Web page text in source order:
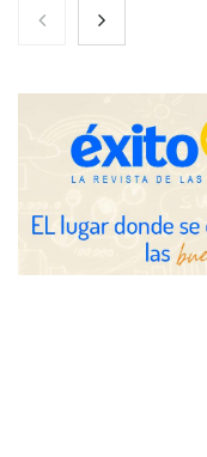
COMPALISS de
las posibilidades del
Fundación Mapfre y
para impulsar ideas
de 50 años